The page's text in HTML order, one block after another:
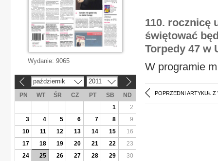
110. rocznicę
świętować
Torpedy 47 w
W programie
POPRZEDNI ARTYKUŁ Z
Wydanie: 9065
październik 2011
PN WT ŚR CZ PT SB
ND
1
2
3
4 5 6 7 8
9
10
11 12 13 14 15
16
17
18 19 20 21 22
23
24
25 26 27 28 29
30